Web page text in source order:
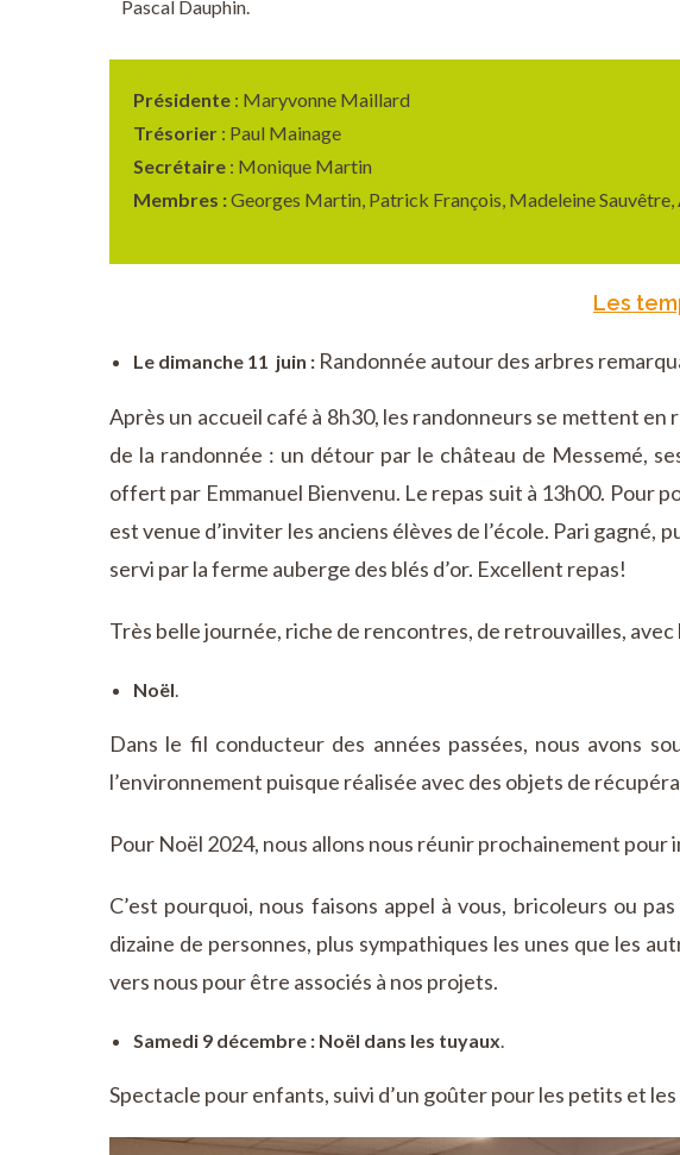
Pascal Dauphin.
Présidente : Maryvonne Maillard
Trésorier : Paul Mainage
Secrétaire : Monique Martin
Membres :Georges Martin, Patrick François, Madeleine
Les
Le dimanche 11 juin : Randonnée autour des arbres
Après un accueil café à 8h30, les randonneurs se mettent
de la randonnée : un détour par le château de Messemé,
offert par Emmanuel Bienvenu. Le repas suit à 13h00. Pour
est venue d’inviter les anciens élèves de l’école. Pari
servi par la ferme auberge des blés d’or. Excellent repas!
Très belle journée, riche de rencontres, de retrouvailles,
Noël.
Dans le fil conducteur des années passées, nous avons
l’environnement puisque réalisée avec des objets de
Pour Noël 2024, nous allons nous réunir prochainement
C’est pourquoi, nous faisons appel à vous, bricoleurs ou
dizaine de personnes, plus sympathiques les unes que les
vers nous pour être associés à nos projets.
Samedi 9 décembre : Noël dans les tuyaux.
Spectacle pour enfants, suivi d’un goûter pour les petits et les